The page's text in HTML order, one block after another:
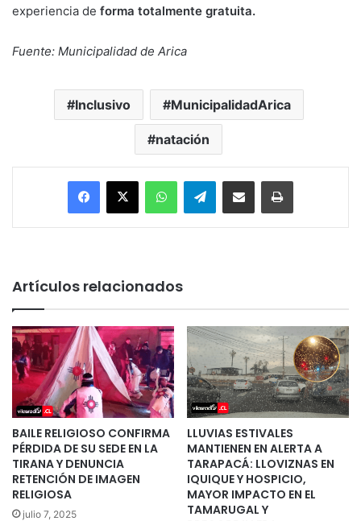
experiencia de forma totalmente gratuita.
Fuente: Municipalidad de Arica
Inclusivo MunicipalidadArica
natación
Facebook
X WhatsAppTelegramEnviar vía email Imprimir
Artículos relacionados
BAILE RELIGIOSO CONFIRMA
PÉRDIDA DE SU SEDE EN LA
TIRANA Y DENUNCIA
RETENCIÓN DE IMAGEN
RELIGIOSA
julio 7, 2025
LLUVIAS ESTIVALES
MANTIENEN EN ALERTA A
TARAPACÁ: LLOVIZNAS EN
IQUIQUE Y HOSPICIO,
MAYOR IMPACTO EN EL
TAMARUGAL Y